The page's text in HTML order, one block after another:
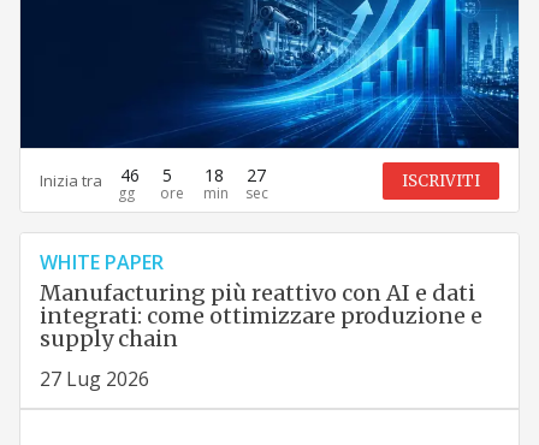
Inizia tra 46 5 18 26 ISCRIVITI
WHITE PAPER
Manufacturing più reattivo con AI e dati
integrati: come ottimizzare produzione e
supply chain
27 Lug 2026